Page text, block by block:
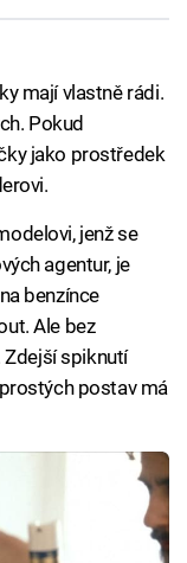
mají vlastně rádi.
Pokud
jako prostředek
jenž se
agentur, je
benzínce
Ale bez
Zdejší spiknutí
postav má